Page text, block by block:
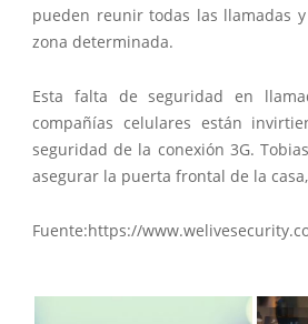
pueden reunir todas las llamadas
zona determinada.
Esta falta de seguridad en
compañías celulares están
seguridad de la conexión 3G.
asegurar la puerta frontal de la
Fuente:https://